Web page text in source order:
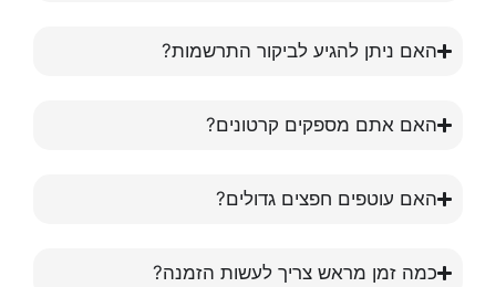
האם ניתן להגיע לביקור התרשמות?
האם אתם מספקים קרטונים?
האם עוטפים חפצים גדולים?
כמה זמן מראש צריך לעשות הזמנה?